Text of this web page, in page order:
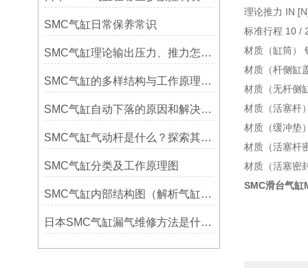
SMC气缸日常保养常识
SMC气缸理论输出压力、推力怎么计算公式及对照表
SMC气缸的多样结构与工作原理详解
SMC气缸自动下落的原因和解决方法
SMC气缸气动杆是什么？探索其工作原理与应用领域
SMC气缸分类及工作原理图
SMC气缸内部结构图（解析气缸的结构及基本原理简介）
日本SMC气缸漏气维修方法是什么？
理论推力 IN
标准行程 10 /
材质（缸筒）
材质（杆侧缸
材质（无杆侧
材质（活塞杆
材质（缓冲垫
材质（活塞杆
材质（活塞密
SMC滑台气缸